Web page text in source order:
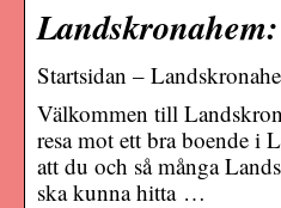
Startsidan –
Välkommen till
resa mot ett bra boende i
att du och så många
ska kunna hitta …